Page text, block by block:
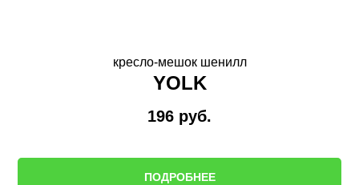
кресло-мешок шенилл
YOLK
196 руб.
ПОДРОБНЕЕ